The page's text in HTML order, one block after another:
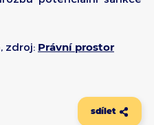
zdroj: Právní prostor
sdílet